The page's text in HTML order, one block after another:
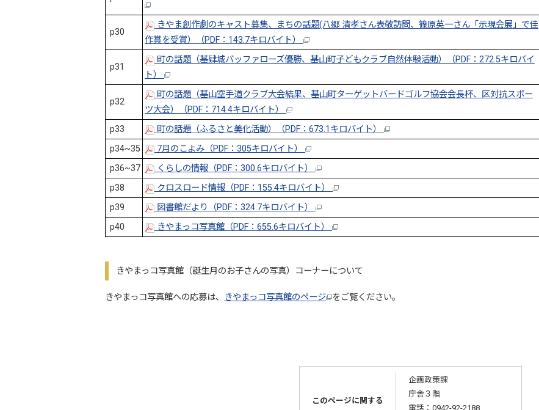
p30
きやま創作劇のキャスト募集、まちの話題(八郷 清孝さん表敬訪問、篠原英一さん「示現会展」で佳
作賞を受賞）（PDF：143.7キロバイト）
p31
町の話題（基肄城バッファローズ優勝、基山町子どもクラブ自然体験活動）（PDF：272.5キロバイ
ト）
p32
町の話題（基山空手道クラブ大会結果、基山町ターゲットバードゴルフ協会会長杯、区対抗スポー
ツ大会）（PDF：714.4キロバイト）
p33
町の話題（ふるさと美化活動）（PDF：673.1キロバイト）
p34~35
7月のこよみ（PDF：305キロバイト）
p36~37
くらしの情報（PDF：300.6キロバイト）
p38
クロスロード情報（PDF：155.4キロバイト）
p39
図書館だより（PDF：324.7キロバイト）
p40
きやまっコ写真館（PDF：655.6キロバイト）
きやまっコ写真館（誕生月のお子さんの写真）コーナーについて
きやまっコ写真館への応募は、 きやまっコ写真館のページ をご覧ください。
このページに関する
企画政策課
庁舎３階
電話：0942-92-2188